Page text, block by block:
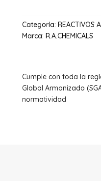
Categoría: REACTIVOS
Marca: R.A.CHEMICALS
Cumple con toda la
Global Armonizado
normatividad